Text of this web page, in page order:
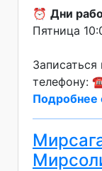
⏰ Дни
Пятница
телефону:
Подробнее